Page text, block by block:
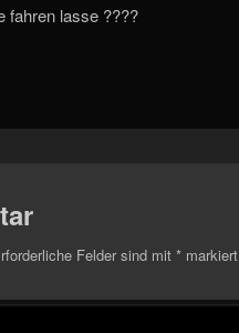
fahren lasse ????
Felder sind mit * markiert